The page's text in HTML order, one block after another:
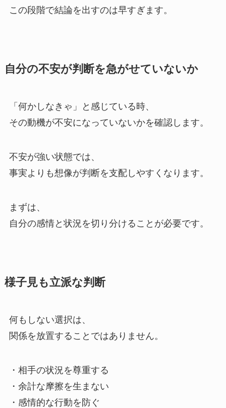
この段階で結論を出すのは早すぎます。
自分の不安が判断を急がせていないか
「何かしなきゃ」と感じている時、
その動機が不安になっていないかを確認します。
不安が強い状態では、
事実よりも想像が判断を支配しやすくなります。
まずは、
自分の感情と状況を切り分けることが必要です。
様子見も立派な判断
何もしない選択は、
関係を放置することではありません。
・相手の状況を尊重する
・余計な摩擦を生まない
・感情的な行動を防ぐ